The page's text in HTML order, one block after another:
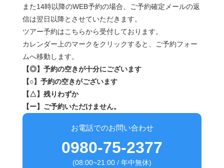
また14時以降のWEB予約の場合、ご予約確定メールの返
信は翌日以降とさせていただきます。
ツアー予約はこちらから受付しております。
カレンダー上のマークをクリックすると、ご予約フォー
ムへ移動します。
【◎】予約の空きが十分にございます
【○】予約の空きがございます
【△】残りわずか
【ー】ご予約いただけません。
お電話でのお問い合わせ
0980-75-2377
(08:00~21:00 / 年中無休)